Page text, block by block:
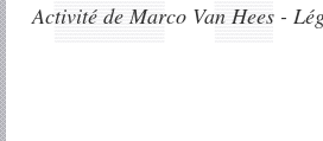
Activité de Marco Van Hees -